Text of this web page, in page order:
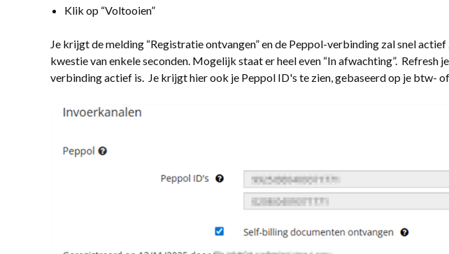
Klik op “Voltooien”
Je krijgt de melding “Registratie ontvangen” en de Peppol-verbinding zal snel
kwestie van enkele seconden. Mogelijk staat er heel even “In afwachting”. Refresh
verbinding actief is. Je krijgt hier ook je Peppol ID's te zien, gebaseerd op je btw-